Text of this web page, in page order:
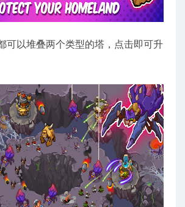
可以堆叠两个类型的塔，点击即可升